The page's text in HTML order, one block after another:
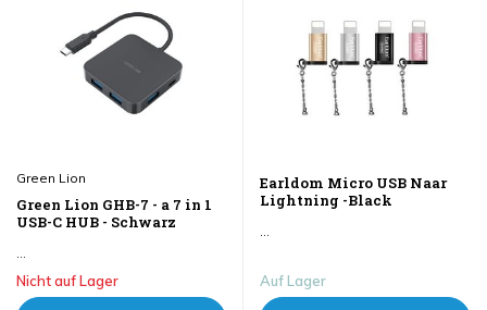
Green Lion
Green Lion GHB-7 - a 7 in 1
USB-C HUB - Schwarz
...
Nicht auf Lager
Earldom Micro USB Naar
Lightning -Black
...
Auf Lager